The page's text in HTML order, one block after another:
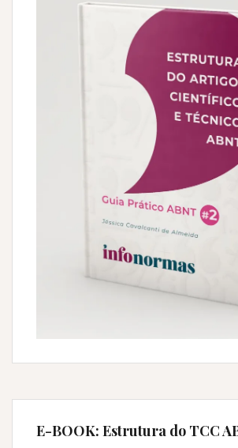
E-BOOK: Estrutura do TCC